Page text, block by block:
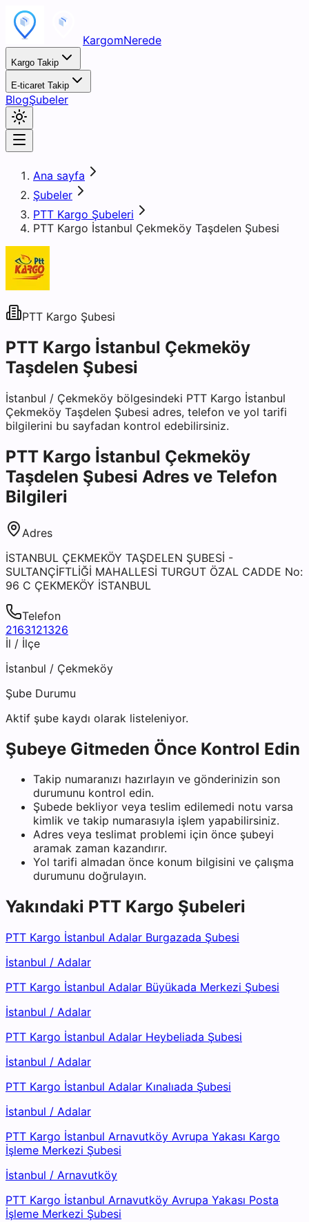
KargomNerede
Kargo Takip
E-ticaret Takip
BlogŞubeler
Ana sayfa
Şubeler
PTT Kargo Şubeleri
PTT Kargo İstanbul Çekmeköy Taşdelen Şubesi
PTT Kargo Şubesi
PTT Kargo İstanbul Çekmeköy
Taşdelen Şubesi
İstanbul / Çekmeköy bölgesindeki PTT Kargo İstanbul
Çekmeköy Taşdelen Şubesi adres, telefon ve yol tarifi
bilgilerini bu sayfadan kontrol edebilirsiniz.
PTT Kargo İstanbul Çekmeköy
Taşdelen Şubesi Adres ve Telefon
Bilgileri
Adres
İSTANBUL ÇEKMEKÖY TAŞDELEN ŞUBESİ -
SULTANÇİFTLİĞİ MAHALLESİ TURGUT ÖZAL CADDE No:
96 C ÇEKMEKÖY İSTANBUL
Telefon
2163121326
İl / İlçe
İstanbul / Çekmeköy
Şube Durumu
Aktif şube kaydı olarak listeleniyor.
Şubeye Gitmeden Önce Kontrol Edin
Takip numaranızı hazırlayın ve gönderinizin son
durumunu kontrol edin.
Şubede bekliyor veya teslim edilemedi notu varsa
kimlik ve takip numarasıyla işlem yapabilirsiniz.
Adres veya teslimat problemi için önce şubeyi
aramak zaman kazandırır.
Yol tarifi almadan önce konum bilgisini ve çalışma
durumunu doğrulayın.
Yakındaki PTT Kargo Şubeleri
PTT Kargo İstanbul Adalar Burgazada Şubesi
İstanbul / Adalar
PTT Kargo İstanbul Adalar Büyükada Merkezi Şubesi
İstanbul / Adalar
PTT Kargo İstanbul Adalar Heybeliada Şubesi
İstanbul / Adalar
PTT Kargo İstanbul Adalar Kınalıada Şubesi
İstanbul / Adalar
PTT Kargo İstanbul Arnavutköy Avrupa Yakası Kargo
İşleme Merkezi Şubesi
İstanbul / Arnavutköy
PTT Kargo İstanbul Arnavutköy Avrupa Yakası Posta
İşleme Merkezi Şubesi